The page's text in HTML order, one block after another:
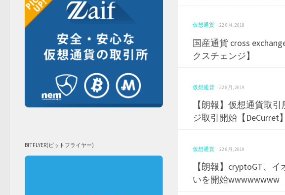
仮想通貨 · 22 8月, 2019
国産通貨 cross
クスチェンジ】
仮想通貨 · 22 8月, 2019
【朗報】仮想通貨取
ジ取引開始【DeCurret】
仮想通貨 · 22 8月, 2019
【朗報】cryptoGT、
いを開始wwwwwwww
BITFLYER(ビットフライヤー)